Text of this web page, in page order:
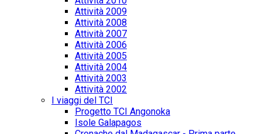
Attività 2009
Attività 2008
Attività 2007
Attività 2006
Attività 2005
Attività 2004
Attività 2003
Attività 2002
I viaggi del TCI
Progetto TCI Angonoka
Isole Galapagos